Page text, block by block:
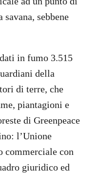
sebbene
in fumo 3.515
della
di terre, che
piantagioni e
di Greenpeace
l’Unione
commerciale con
giuridico ed